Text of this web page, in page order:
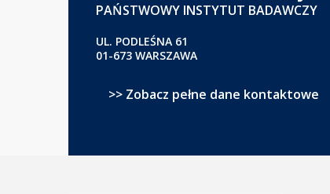
PAŃSTWOWY INSTYTUT BADAWCZY
UL. PODLEŚNA 61
01-673 WARSZAWA
>> Zobacz pełne dane kontaktowe